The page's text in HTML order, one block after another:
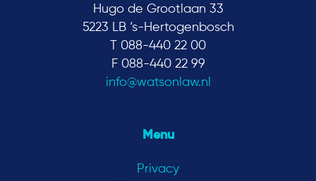
Hugo de Grootlaan 33
5223 LB ‘s-Hertogenbosch
T 088-440 22 00
F 088-440 22 99
info@watsonlaw.nl
Menu
Privacy